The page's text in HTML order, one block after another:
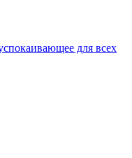
для всех